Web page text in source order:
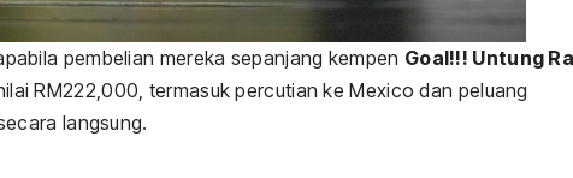
pembelian mereka sepanjang kempen Goal!!! Untung
RM222,000, termasuk percutian ke Mexico dan peluang
langsung.